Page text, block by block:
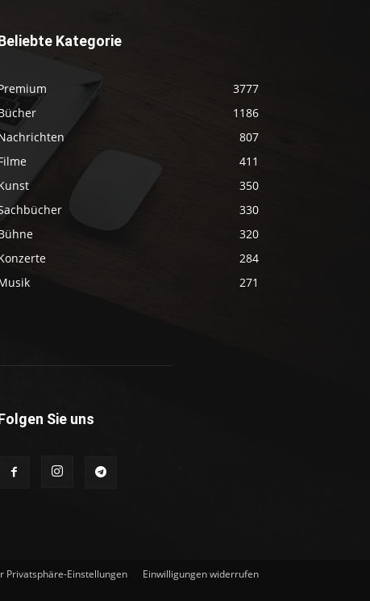
Kategorie
3777
1186
807
411
350
330
320
284
271
Sie uns
Privatsphäre-Einstellungen Einwilligungen widerrufen